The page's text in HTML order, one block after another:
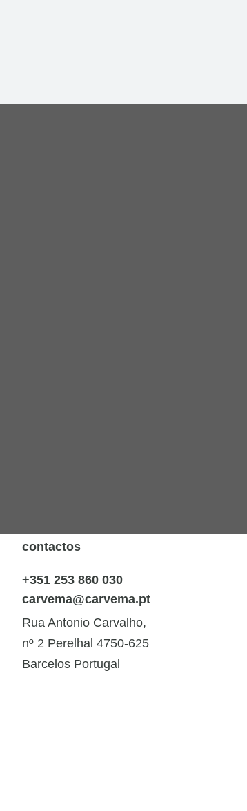
contactos
+351 253 860 030
carvema@carvema.pt
Rua Antonio Carvalho,
nº 2 Perelhal 4750-625
Barcelos Portugal